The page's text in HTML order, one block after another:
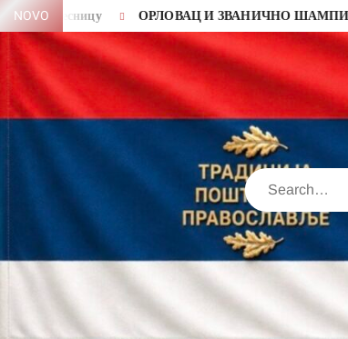
Skip
to
content
NOVO ОРЛОВАЦ И ЗВАНИЧНО ШАМПИОН
Search